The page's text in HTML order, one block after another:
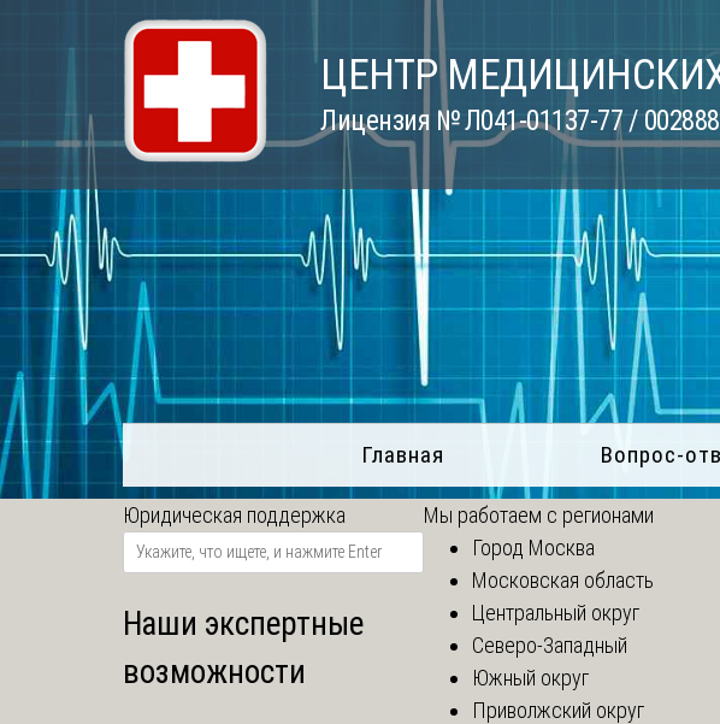
ЦЕНТР
Лицензия № Л041-01137-77 /
Главная Вопрос-
Юридическая поддержка
Наши экспертные
возможности
Мы работаем с регионами
Город Москва
Московская область
Центральный округ
Северо-Западный
Южный округ
Приволжский округ